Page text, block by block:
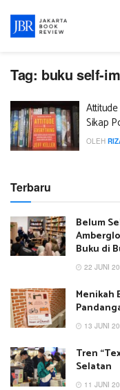
Tag: buku self-
Sikap
OLEH
Terbaru
Belum
Buku di
22 JUNI
Menikah
13 JUNI
Tren
Selatan
11 JUNI